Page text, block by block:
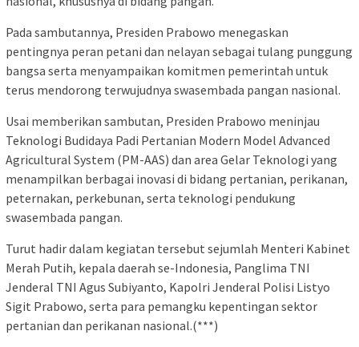
Pada sambutannya, Presiden Prabowo menegaskan
pentingnya peran petani dan nelayan sebagai tulang punggung
bangsa serta menyampaikan komitmen pemerintah untuk
terus mendorong terwujudnya swasembada pangan nasional.
Usai memberikan sambutan, Presiden Prabowo meninjau
Teknologi Budidaya Padi Pertanian Modern Model Advanced
Agricultural System (PM-AAS) dan area Gelar Teknologi yang
menampilkan berbagai inovasi di bidang pertanian, perikanan,
peternakan, perkebunan, serta teknologi pendukung
swasembada pangan.
Turut hadir dalam kegiatan tersebut sejumlah Menteri Kabinet
Merah Putih, kepala daerah se-Indonesia, Panglima TNI
Jenderal TNI Agus Subiyanto, Kapolri Jenderal Polisi Listyo
Sigit Prabowo, serta para pemangku kepentingan sektor
pertanian dan perikanan nasional.(***)